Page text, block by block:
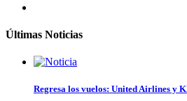
Últimas Noticias
Regresa los vuelos: United Airlines y